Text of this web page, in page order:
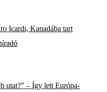
Icardi, Kanadába tart
utat?” – Így lett Európa-